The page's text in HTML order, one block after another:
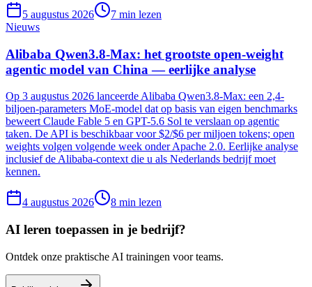
5 augustus 2026 7 min lezen
Nieuws
Alibaba Qwen3.8-Max: het grootste open-weight
agentic model van China — eerlijke analyse
Op 3 augustus 2026 lanceerde Alibaba Qwen3.8-Max: een 2,4-
biljoen-parameters MoE-model dat op basis van eigen benchmarks
beweert Claude Fable 5 en GPT-5.6 Sol te verslaan op agentic
taken. De API is beschikbaar voor $2/$6 per miljoen tokens; open
weights volgen volgende week onder Apache 2.0. Eerlijke analyse
inclusief de Alibaba-context die u als Nederlands bedrijf moet
kennen.
4 augustus 2026 8 min lezen
AI leren toepassen in je bedrijf?
Ontdek onze praktische AI trainingen voor teams.